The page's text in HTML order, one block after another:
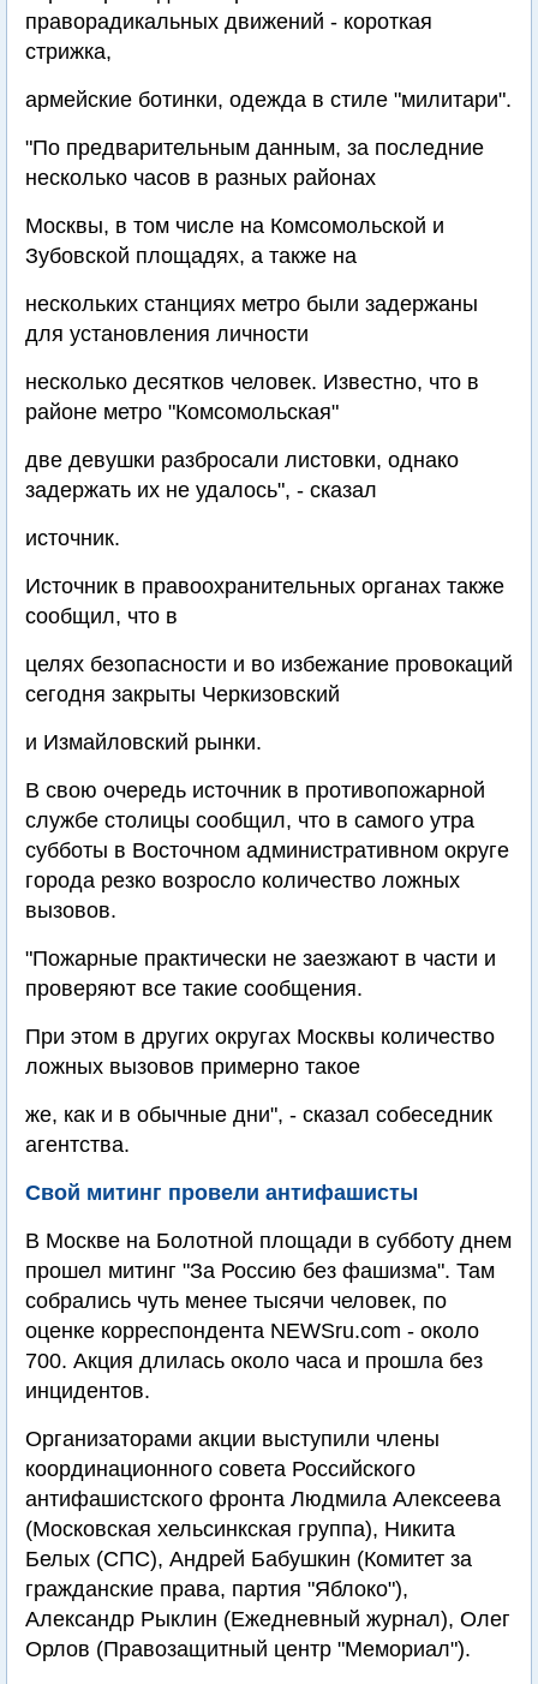
праворадикальных движений - короткая
стрижка,
армейские ботинки, одежда в стиле "милитари".
"По предварительным данным, за последние
несколько часов в разных районах
Москвы, в том числе на Комсомольской и
Зубовской площадях, а также на
нескольких станциях метро были задержаны
для установления личности
несколько десятков человек. Известно, что в
районе метро "Комсомольская"
две девушки разбросали листовки, однако
задержать их не удалось", - сказал
источник.
Источник в правоохранительных органах также
сообщил, что в
целях безопасности и во избежание провокаций
сегодня закрыты Черкизовский
и Измайловский рынки.
В свою очередь источник в противопожарной
службе столицы сообщил, что в самого утра
субботы в Восточном административном округе
города резко возросло количество ложных
вызовов.
"Пожарные практически не заезжают в части и
проверяют все такие сообщения.
При этом в других округах Москвы количество
ложных вызовов примерно такое
же, как и в обычные дни", - сказал собеседник
агентства.
Свой митинг провели антифашисты
В Москве на Болотной площади в субботу днем
прошел митинг "За Россию без фашизма". Там
собрались чуть менее тысячи человек, по
оценке корреспондента NEWSru.com - около
700. Акция длилась около часа и прошла без
инцидентов.
Организаторами акции выступили члены
координационного совета Российского
антифашистского фронта Людмила Алексеева
(Московская хельсинкская группа), Никита
Белых (СПС), Андрей Бабушкин (Комитет за
гражданские права, партия "Яблоко"),
Александр Рыклин (Ежедневный журнал), Олег
Орлов (Правозащитный центр "Мемориал").